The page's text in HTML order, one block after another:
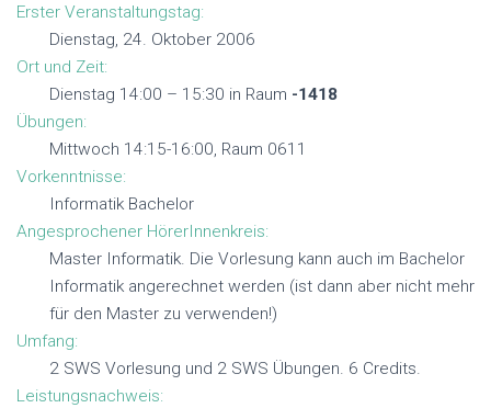
Erster Veranstaltungstag:
Dienstag, 24. Oktober 2006
Ort und Zeit:
Dienstag 14:00 – 15:30 in Raum -1418
Übungen:
Mittwoch 14:15-16:00, Raum 0611
Vorkenntnisse:
Informatik Bachelor
Angesprochener HörerInnenkreis:
Master Informatik. Die Vorlesung kann auch im Bachelor
Informatik angerechnet werden (ist dann aber nicht mehr
für den Master zu verwenden!)
Umfang:
2 SWS Vorlesung und 2 SWS Übungen. 6 Credits.
Leistungsnachweis: